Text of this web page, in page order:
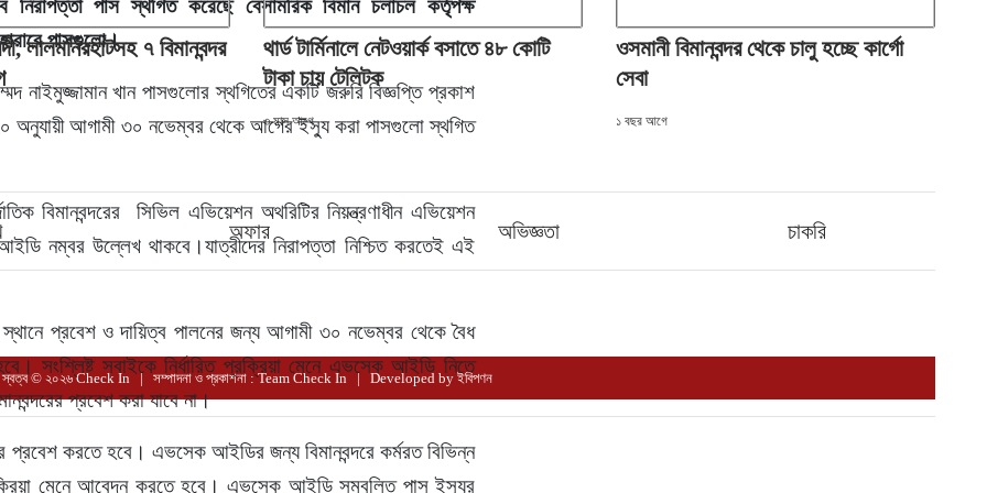
নিরাপত্তা পাস স্থগিত করেছে বেসামরিক বিমান চলাচল কর্তৃপক্ষ
পাসগুলো।
নাইমুজ্জামান খান পাসগুলোর স্থগিতের একটি জরুরি বিজ্ঞপ্তি প্রকাশ
অনুযায়ী আগামী ৩০ নভেম্বর থেকে আগের ইস্যু করা পাসগুলো স্থগিত
নম্বর উল্লেখ থাকবে।যাত্রীদের নিরাপত্তা নিশ্চিত করতেই এই
স্থানে প্রবেশ ও দায়িত্ব পালনের জন্য আগামী ৩০ নভেম্বর থেকে বৈধ
সবাইকে নির্ধারিত প্রক্রিয়া মেনে এভসেক আইডি নিতে
প্রবেশ করা যাবে না।
প্রক্রিয়া মেনে আবেদন করতে হবে। এভসেক আইডি সম্বলিত পাস ইস্যুর
লালমনিরহাটসহ ৭ বিমানবন্দর
থার্ড টার্মিনালে নেটওয়ার্ক বসাতে ৪৮ কোটি
টাকা চায় টেলিটক
৩ মাস আগে
ওসমানী বিমানবন্দর থেকে চালু হচ্ছে কার্গো
সেবা
১ বছর আগে
অফার অভিজ্ঞতা চাকরি
স্বত্ব © ২০২৬ Check In | সম্পাদনা ও প্রকাশনা : Team Check In |Developed byইবিপণন